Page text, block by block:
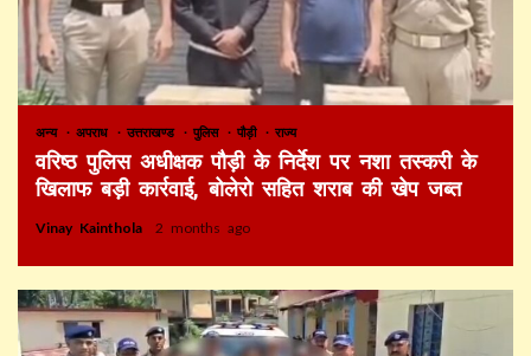
अन्य अपराध उत्तराखण्ड पुलिस पौड़ी राज्य
वरिष्ठ पुलिस अधीक्षक पौड़ी के निर्देश पर नशा तस्करी के
खिलाफ बड़ी कार्रवाई, बोलेरो सहित शराब की खेप जब्त
Vinay Kainthola 2 months ago